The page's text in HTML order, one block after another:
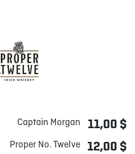
Captain Morgan 11,00 $
Proper No. Twelve 12,00 $